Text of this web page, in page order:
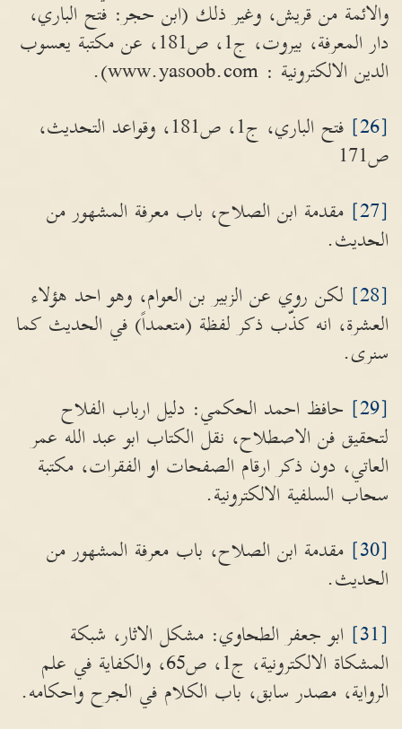
والائمة من قريش، وغير ذلك (ابن حجر: فتح الباري،
دار المعرفة، بيروت، ج1، ص181، عن مكتبة يعسوب
الدين الالكترونية : www.yasoob.com).
[26]
فتح الباري، ج1، ص181، وقواعد التحديث،
ص171
[27]
مقدمة ابن الصلاح، باب معرفة المشهور من
الحديث.
[28]
لكن روي عن الزبير بن العوام، وهو احد هؤلاء
العشرة، انه كذّب ذكر لفظة (متعمداً) في الحديث كما
سنرى.
[29]
حافظ احمد الحكمي: دليل ارباب الفلاح
لتحقيق فن الاصطلاح، نقل الكتاب ابو عبد الله عمر
العاتي، دون ذكر ارقام الصفحات او الفقرات، مكتبة
سحاب السلفية الالكترونية.
[30]
مقدمة ابن الصلاح، باب معرفة المشهور من
الحديث.
[31]
ابو جعفر الطحاوي: مشكل الاثار، شبكة
المشكاة الالكترونية، ج1، ص65، والكفاية في علم
الرواية، مصدر سابق، باب الكلام في الجرح واحكامه.